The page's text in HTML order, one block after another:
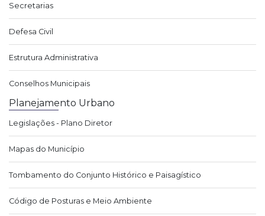
Secretarias
Defesa Civil
Estrutura Administrativa
Conselhos Municipais
Planejamento Urbano
Legislações - Plano Diretor
Mapas do Município
Tombamento do Conjunto Histórico e Paisagístico
Código de Posturas e Meio Ambiente